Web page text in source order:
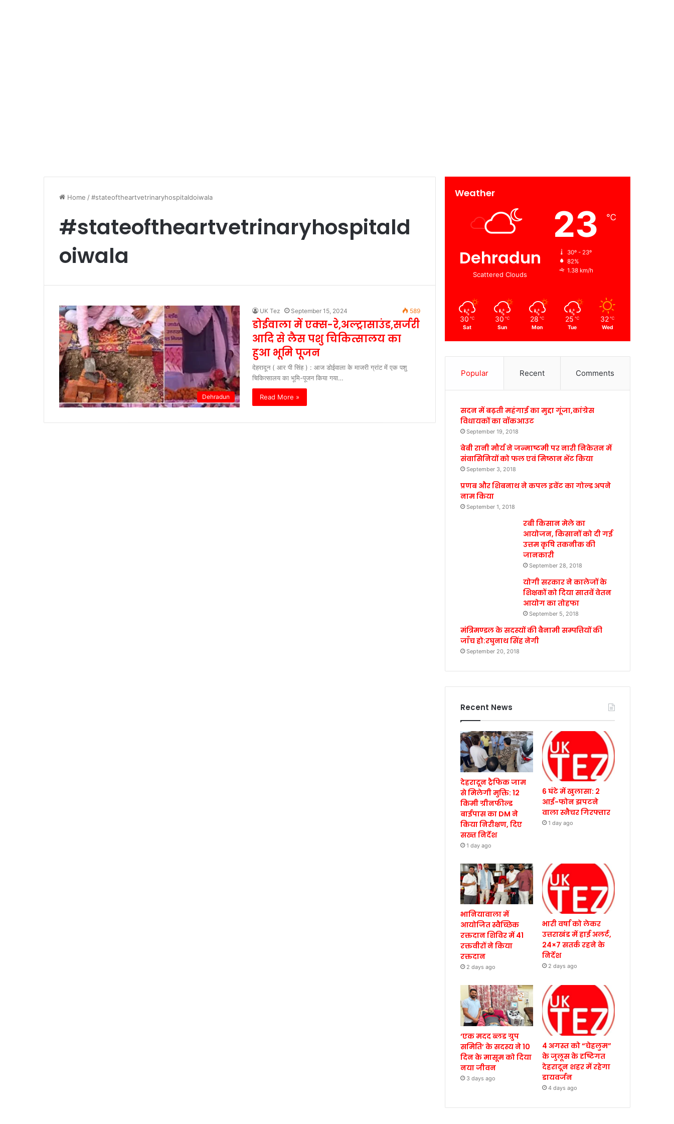
Home /#stateoftheartvetrinaryhospitaldoiwala
#stateoftheartvetrinaryhospitald
oiwala
Dehradun
UK Tez September 15, 2024 589
डोईवाला में एक्स-रे,अल्ट्रासाउंड,सर्जरी
आदि से लैस पशु चिकित्सालय का
हुआ भूमि पूजन
देहरादून ( आर पी सिंह ) : आज डोईवाला के माजरी ग्रांट में एक पशु
चिकित्सालय का भूमि-पूजन किया गया…
Read More »
Weather
Dehradun
Scattered Clouds
23 ℃
30º - 23º
82%
1.38 km/h
30 ℃
Sat
30 ℃
Sun
28 ℃
Mon
25 ℃
Tue
32 ℃
Wed
Popular Recent Comments
सदन में बढ़ती महंगाई का मुद्दा गूंजा,कांग्रेस
विधायकों का वॉकआउट
September 19, 2018
बेबी रानी मौर्य ने जन्माष्टमी पर नारी निकेतन में
संवासिनियों को फल एवं मिष्ठान भेंट किया
September 3, 2018
प्रणब और शिबनाथ ने कपल इवेंट का गोल्ड अपने
नाम किया
September 1, 2018
रबी किसान मेले का
आयोजन, किसानों को दी गई
उत्तम कृषि तकनीक की
जानकारी
September 28, 2018
योगी सरकार ने कालेजों के
शिक्षकों को दिया सातवें वेतन
आयोग का तोहफा
September 5, 2018
मंत्रिमण्डल के सदस्यों की बैनामी सम्पत्तियों की
जाँच हो:रघुनाथ सिंह नेगी
September 20, 2018
Recent News
देहरादून ट्रैफिक जाम
से मिलेगी मुक्ति: 12
किमी ग्रीनफील्ड
बाईपास का DM ने
किया निरीक्षण, दिए
सख्त निर्देश
1 day ago
6 घंटे में खुलासा: 2
आई-फोन झपटने
वाला स्नैचर गिरफ्तार
1 day ago
भानियावाला में
आयोजित स्वैच्छिक
रक्तदान शिविर में 41
रक्तवीरों ने किया
रक्तदान
2 days ago
भारी वर्षा को लेकर
उत्तराखंड में हाई अलर्ट,
24×7 सतर्क रहने के
निर्देश
2 days ago
‘एक मदद ब्लड ग्रुप
समिति’ के सदस्य ने 10
दिन के मासूम को दिया
नया जीवन
3 days ago
4 अगस्त को “चेहलुम”
के जुलूस के दृष्टिगत
देहरादून शहर में रहेगा
डायवर्जन
4 days ago